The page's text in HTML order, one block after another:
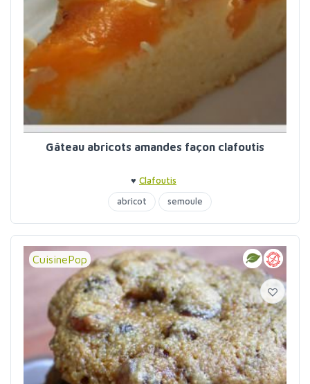
Gâteau abricots amandes façon clafoutis
♥ Clafoutis
abricot
semoule
CuisinePop